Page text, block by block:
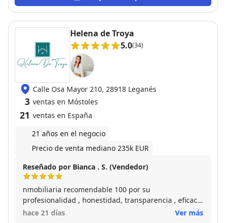
tratar con alguien que sabe lo que hace y va de
quiera vender en la zona.
Helena de Troya
5.0(34)
Calle Osa Mayor 210, 28918 Leganés
3 ventas en Móstoles
21 ventas en España
21 años en el negocio
Precio de venta mediano 235k EUR
Reseñado por Bianca . S. (Vendedor)
nmobiliaria recomendable 100 por su
profesionalidad , honestidad, transparencia , eficacia
, y siempre dispuestos a resolver cualquier
hace 21 días Ver más